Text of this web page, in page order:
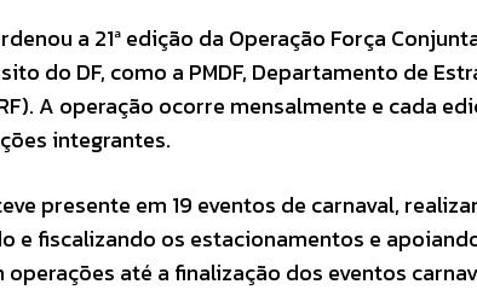
a 21ª edição da Operação Força
do DF, como a PMDF, Departamento de
A operação ocorre mensalmente e cada
integrantes.
presente em 19 eventos de carnaval,
e fiscalizando os estacionamentos e
até a finalização dos eventos